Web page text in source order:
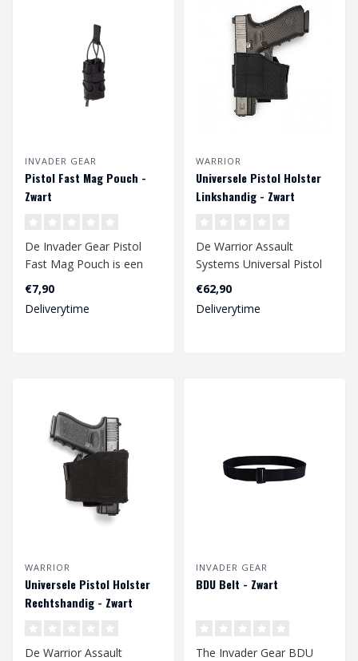
INVADER GEAR
Pistol Fast Mag Pouch -
Zwart
De Invader Gear Pistol
Fast Mag Pouch is een
hoog kwalitatieve
magazijn pouch. D..
€7,90
Deliverytime
WARRIOR
Universele Pistol Holster
Linkshandig - Zwart
De Warrior Assault
Systems Universal Pistol
Holster is een veelzijdige
aanpasbar..
€62,90
Deliverytime
WARRIOR
Universele Pistol Holster
Rechtshandig - Zwart
De Warrior Assault
INVADER GEAR
BDU Belt - Zwart
The Invader Gear BDU